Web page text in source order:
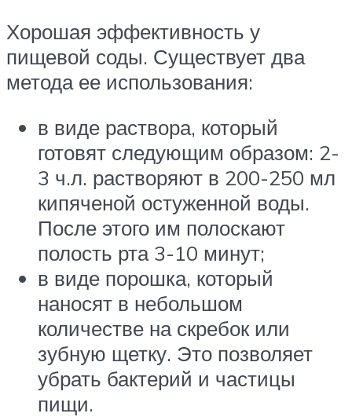
Хорошая эффективность у
пищевой соды. Существует два
метода ее использования:
в виде раствора, который
готовят следующим образом: 2-
3 ч.л. растворяют в 200-250 мл
кипяченой остуженной воды.
После этого им полоскают
полость рта 3-10 минут;
в виде порошка, который
наносят в небольшом
количестве на скребок или
зубную щетку. Это позволяет
убрать бактерий и частицы
пищи.